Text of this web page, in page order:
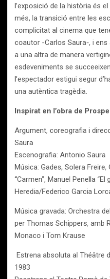
l’exposició de la història és
més, la transició entre les
complicitat al cinema que
coautor -Carlos Saura-, i ens
a una altra de manera
esdeveniments se
l’espectador estigui segur
una autèntica tragèdia.
Inspirat en l’obra de
Argument, coreografia i
Saura
Escenografia: Antonio Saura
Música: Gades, Solera Freire,
“Carmen”, Manuel Penella
Heredia/Federico Garcia
Música gravada: Orchestra
per Thomas Schippers, amb
Monaco i Tom Krause
Estrena absoluta al Théâtre
1983